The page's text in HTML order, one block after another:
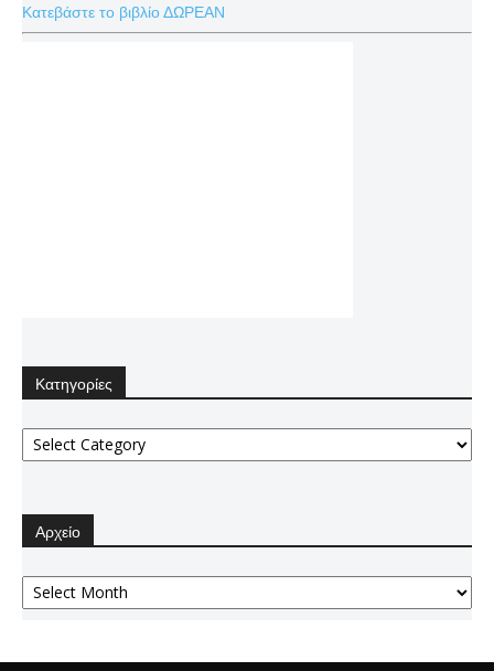
Κατεβάστε το βιβλίο ΔΩΡΕΑΝ
Κατηγορίες
Κατηγορίες
Αρχείο
Αρχείο